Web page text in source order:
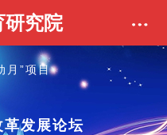
研究院
月”项目
发展论坛